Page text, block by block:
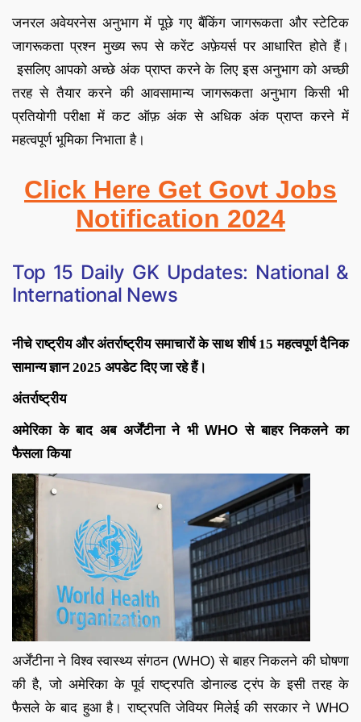
जनरल अवेयरनेस अनुभाग में पूछे गए बैंकिंग जागरूकता और स्टेटिक
जागरूकता प्रश्न मुख्य रूप से करेंट अफ़ेयर्स पर आधारित होते हैं।
इसलिए आपको अच्छे अंक प्राप्त करने के लिए इस अनुभाग को अच्छी
तरह से तैयार करने की आवसामान्य जागरूकता अनुभाग किसी भी
प्रतियोगी परीक्षा में कट ऑफ़ अंक से अधिक अंक प्राप्त करने में
महत्वपूर्ण भूमिका निभाता है।
Click Here Get Govt Jobs
Notification 2024
Top 15 Daily GK Updates: National &
International News
नीचे राष्ट्रीय और अंतर्राष्ट्रीय समाचारों के साथ शीर्ष 15 महत्वपूर्ण दैनिक
सामान्य ज्ञान 2025 अपडेट दिए जा रहे हैं।
अंतर्राष्ट्रीय
अमेरिका के बाद अब अर्जेंटीना ने भी WHO से बाहर निकलने का
फैसला किया
अर्जेंटीना ने विश्व स्वास्थ्य संगठन (WHO) से बाहर निकलने की घोषणा
की है, जो अमेरिका के पूर्व राष्ट्रपति डोनाल्ड ट्रंप के इसी तरह के
फैसले के बाद हुआ है। राष्ट्रपति जेवियर मिलेई की सरकार ने WHO